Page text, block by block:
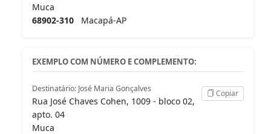
Muca
68902-310 Macapá-AP
EXEMPLO COM NÚMERO E COMPLEMENTO:
Destinatário: José Maria Gonçalves
Rua José Chaves Cohen, 1009 - bloco 02,
apto. 04
Muca
Copiar